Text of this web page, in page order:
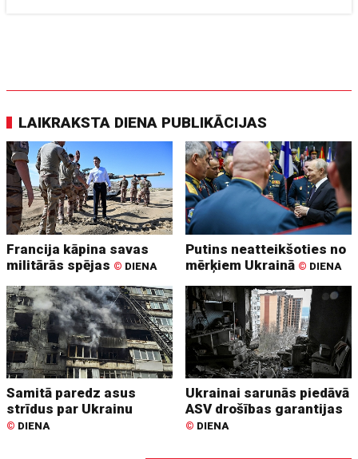
LAIKRAKSTA DIENA PUBLIKĀCIJAS
Francija kāpina savas
militārās spējas © DIENA
Putins neatteikšoties no
mērķiem Ukrainā © DIENA
Samitā paredz asus
strīdus par Ukrainu
© DIENA
Ukrainai sarunās piedāvā
ASV drošības garantijas
© DIENA